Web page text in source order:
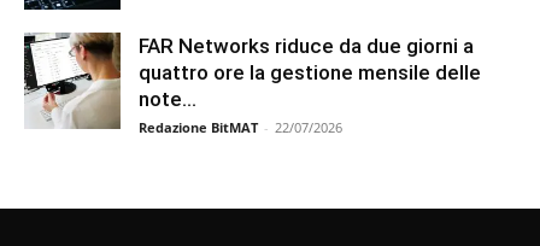
FAR Networks riduce da due giorni a
quattro ore la gestione mensile delle
note...
Redazione BitMAT - 22/07/2026